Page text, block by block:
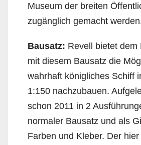
Museum der breiten
zugänglich gemacht
Bausatz: Revell bietet dem
mit diesem Bausatz die
wahrhaft königliches Schiff
1:150 nachzubauen.
schon 2011 in 2
normaler Bausatz und als
Farben und Kleber. Der